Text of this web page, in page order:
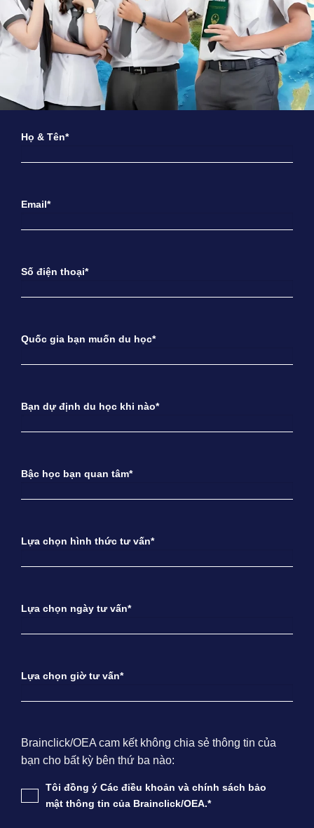
Họ & Tên*
Email*
Số điện thoại*
Quốc gia bạn muốn du học*
Bạn dự định du học khi nào*
Bậc học bạn quan tâm*
Lựa chọn hình thức tư vấn*
Lựa chọn ngày tư vấn*
Lựa chọn giờ tư vấn*
Brainclick/OEA cam kết không chia sẻ thông tin của
bạn cho bất kỳ bên thứ ba nào:
Tôi đồng ý Các điều khoản và chính sách bảo
mật thông tin của Brainclick/OEA.*